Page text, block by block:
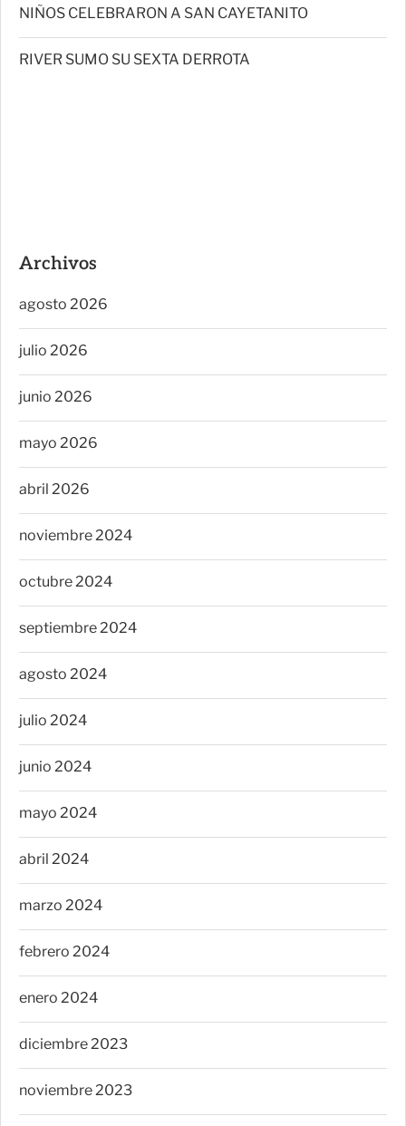
NIÑOS CELEBRARON A SAN CAYETANITO
RIVER SUMO SU SEXTA DERROTA
Archivos
agosto 2026
julio 2026
junio 2026
mayo 2026
abril 2026
noviembre 2024
octubre 2024
septiembre 2024
agosto 2024
julio 2024
junio 2024
mayo 2024
abril 2024
marzo 2024
febrero 2024
enero 2024
diciembre 2023
noviembre 2023